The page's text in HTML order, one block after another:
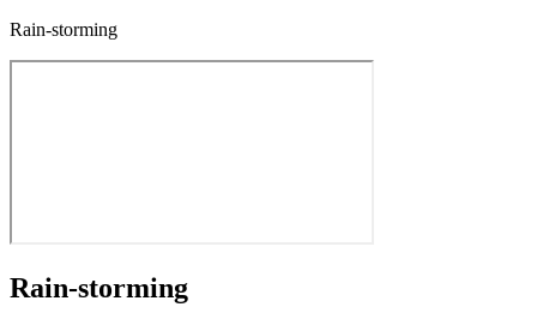
Rain-storming
Rain-storming